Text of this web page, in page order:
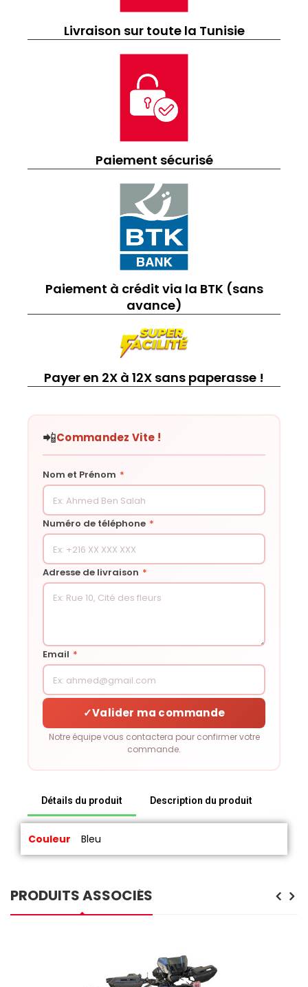
Livraison sur toute la Tunisie
Paiement sécurisé
Paiement à crédit via la BTK (sans
avance)
Payer en 2X à 12X sans paperasse !
📲Commandez Vite !
Nom et Prénom *
Numéro de téléphone *
Adresse de livraison *
Email *
✓Valider ma commande
Notre équipe vous contactera pour confirmer votre
commande.
Détails du produit Description du produit
Couleur Bleu
PRODUITS ASSOCIÉS